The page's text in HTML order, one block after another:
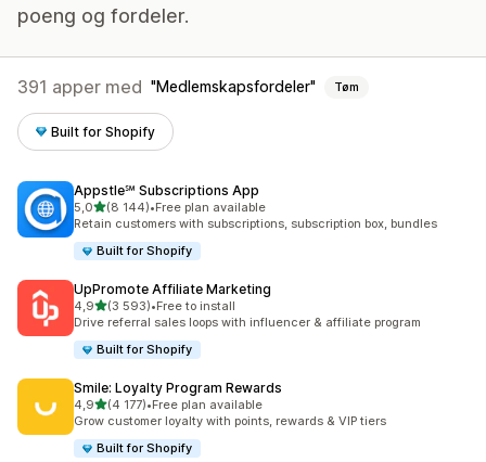
poeng og fordeler.
391 apper med Medlemskapsfordeler Tøm
Built for Shopify
Appstle℠ Subscriptions App
5,0av 5 stjerner
(8 144)
Totalt 8144 omtaler
•Free plan available
Retain customers with subscriptions, subscription box, bundles
Built for Shopify
UpPromote Affiliate Marketing
4,9av 5 stjerner
(3 593)
Totalt 3593 omtaler
•Free to install
Drive referral sales loops with influencer & affiliate program
Built for Shopify
Smile: Loyalty Program Rewards
4,9av 5 stjerner
(4 177)
Totalt 4177 omtaler
•Free plan available
Grow customer loyalty with points, rewards & VIP tiers
Built for Shopify